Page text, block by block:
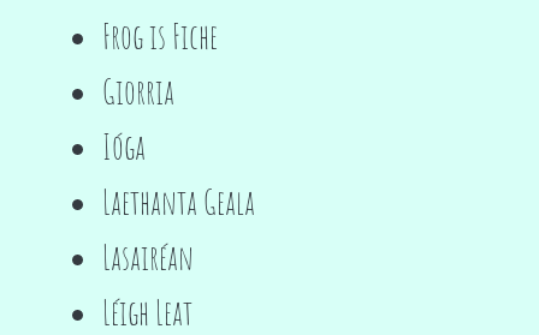
Frog is Fiche
Giorria
Ióga
Laethanta Geala
Lasairéan
Léigh Leat